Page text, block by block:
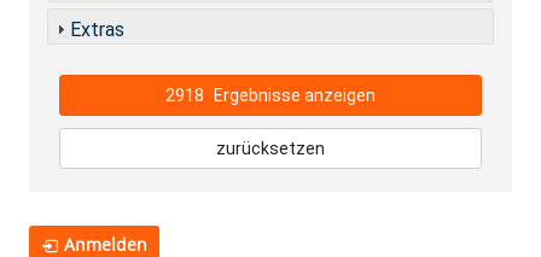
Extras
2918 Ergebnisse anzeigen
zurücksetzen
Anmelden